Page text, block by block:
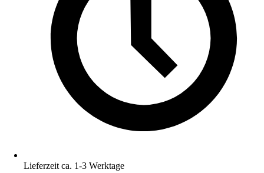
Lieferzeit ca. 1-3 Werktage